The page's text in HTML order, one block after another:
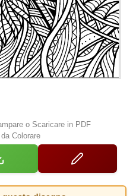
o Scaricare in PDF
Colorare